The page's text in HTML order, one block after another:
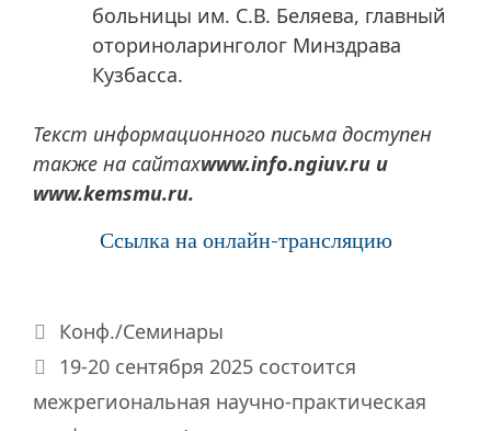
больницы им. С.В. Беляева, главный
оториноларинголог Минздрава
Кузбасса.
Текст информационного письма доступен
также на сайтахwww.info.ngiuv.ru и
www.kemsmu.ru.
Ссылка на онлайн-трансляцию
Рубрики
Конф./Семинары
19-20 сентября 2025 состоится
межрегиональная научно-практическая